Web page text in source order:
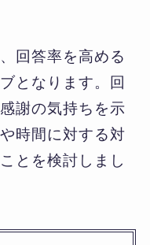
回答率を高める
となります。回
謝の気持ちを示
時間に対する対
とを検討しまし